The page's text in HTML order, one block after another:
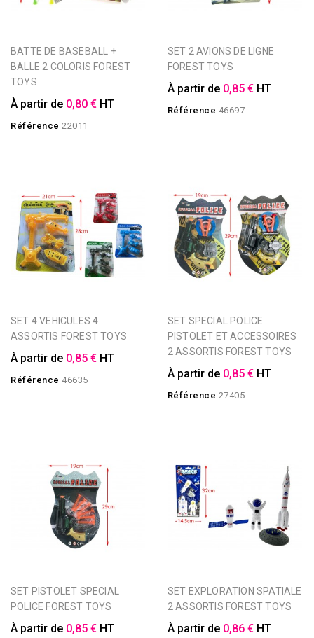
BATTE DE BASEBALL +
BALLE 2 COLORIS FOREST
TOYS
À partir de 0,80 € HT
Référence 22011
SET 2 AVIONS DE LIGNE
FOREST TOYS
À partir de 0,85 € HT
Référence 46697
SET 4 VEHICULES 4
ASSORTIS FOREST TOYS
À partir de 0,85 € HT
Référence 46635
SET SPECIAL POLICE
PISTOLET ET ACCESSOIRES
2 ASSORTIS FOREST TOYS
À partir de 0,85 € HT
Référence 27405
SET PISTOLET SPECIAL
POLICE FOREST TOYS
À partir de 0,85 € HT
SET EXPLORATION SPATIALE
2 ASSORTIS FOREST TOYS
À partir de 0,86 € HT